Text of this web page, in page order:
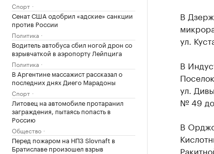
Спорт
Сенат США одобрил «адские» санкции
против России
Политика
Водитель автобуса сбил ногой дрон со
взрывчаткой в аэропорту Лейпцига
Политика
В Аргентине массажист рассказал о
последних днях Диего Марадоны
Спорт
Литовец на автомобиле протаранил
заграждения, пытаясь попасть в
Россию
Общество
Перед пожаром на НПЗ Slovnaft в
Братиславе произошел взрыв
В
ул.
В
ул.
№ 49 до
В